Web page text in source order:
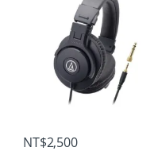
NT$2,500